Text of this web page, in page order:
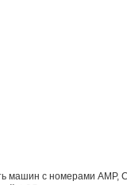
машин с номерами